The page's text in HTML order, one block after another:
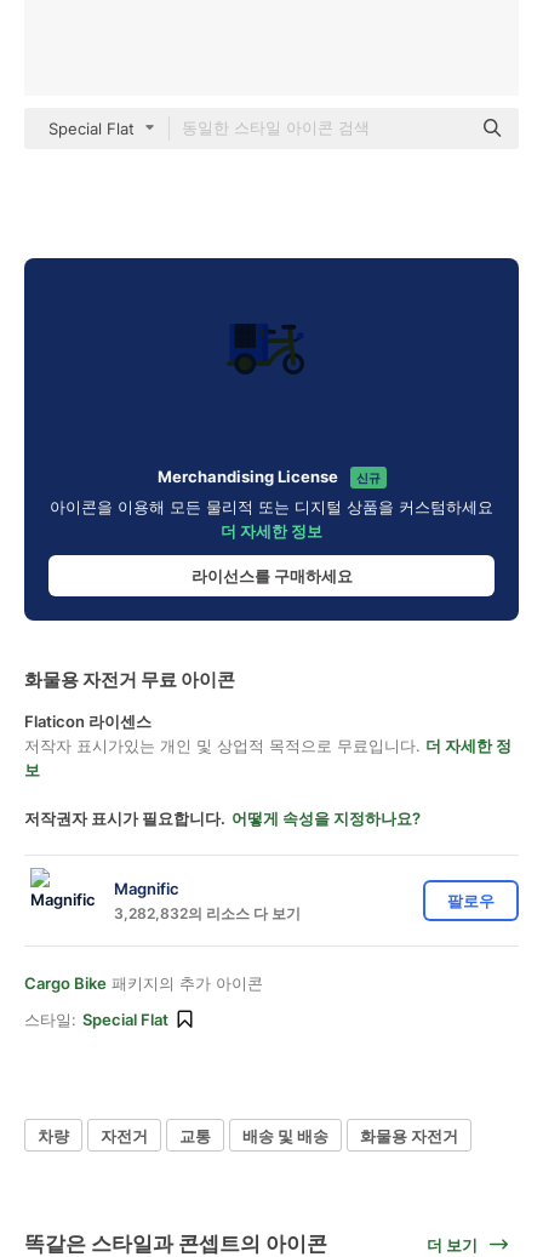
Special Flat
Merchandising License 신규
아이콘을 이용해 모든 물리적 또는 디지털 상품을 커스텀하세요
더 자세한 정보
라이선스를 구매하세요
화물용 자전거 무료 아이콘
Flaticon 라이센스
저작자 표시가있는 개인 및 상업적 목적으로 무료입니다. 더 자세한 정
보
저작권자 표시가 필요합니다. 어떻게 속성을 지정하나요?
Magnific
3,282,832의 리소스 다 보기
팔로우
Cargo Bike 패키지의 추가 아이콘
스타일: Special Flat
차량 자전거 교통 배송 및 배송 화물용 자전거
똑같은 스타일과 콘셉트의 아이콘 더 보기